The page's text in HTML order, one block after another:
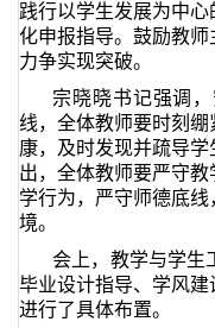
践行以学生发展为中
化申报指导。鼓励教师
力争实现突破。
宗晓晓书记强调
线，全体教师要时刻
康，及时发现并疏导
出，全体教师要严守
学行为，严守师德底
境。
会上，教学与学生
毕业设计指导、学风
进行了具体布置。